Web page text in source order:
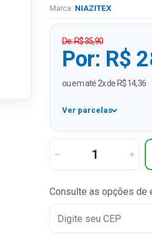
Marca: NIAZITEX
De: R$ 35,90
Por: R$
ou em até 2x de R$ 14,36
Ver parcelas
1x
Consulte as opções de